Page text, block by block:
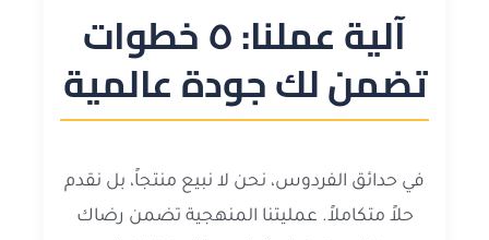
آلية عملنا: ٥ خطوات
تضمن لك جودة عالمية
في حدائق الفردوس، نحن لا نبيع منتجاً، بل نقدم
حلاً متكاملاً. عمليتنا المنهجية تضمن رضاك